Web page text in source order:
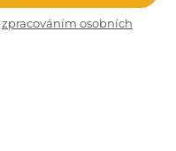
zpracováním osobních